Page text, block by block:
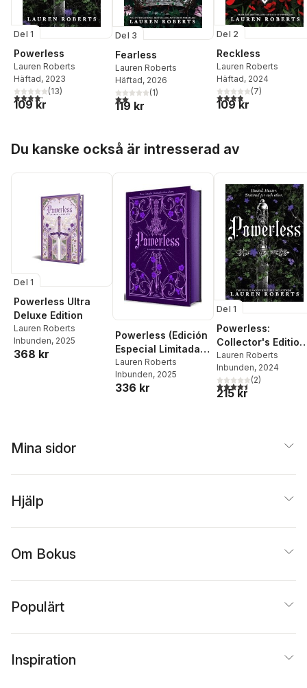
Del 1
Powerless
Lauren Roberts
Häftad, 2023
4,2utav 5 stjärnor. Totalt antal röster:
(13)
109 kr
Del 3
Fearless
Lauren Roberts
Häftad, 2026
2,0utav 5 stjärnor. Totalt antal röster:
(1)
119 kr
Del 2
Reckless
Lauren Roberts
Häftad, 2024
3,9utav 5 stjärnor.
(7)
109 kr
Du kanske också är intresserad av
Del 1
Powerless Ultra
Deluxe Edition
Lauren Roberts
Inbunden, 2025
368 kr
Powerless (Edición
Especial Limitada,
Cantos Pintados) /
Powerless (Special
Limited Edition,
Lauren Roberts
Inbunden, 2025
336 kr
Del 1
Powerless:
Collector's Edition
Hardback
Lauren Roberts
Inbunden, 2024
4,5utav 5 stjärnor.
(2)
215 kr
Mina sidor
Hjälp
Om Bokus
Populärt
Inspiration